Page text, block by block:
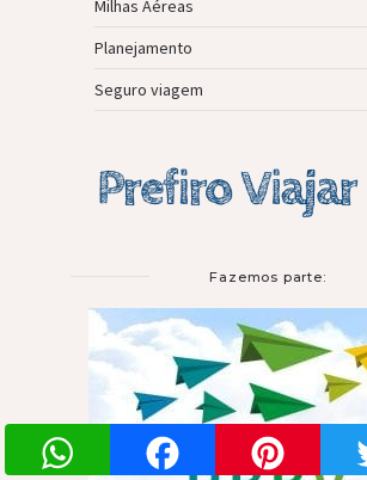
Milhas Aéreas
Planejamento
Seguro viagem
Fazemos parte:
WhatsApp Facebook